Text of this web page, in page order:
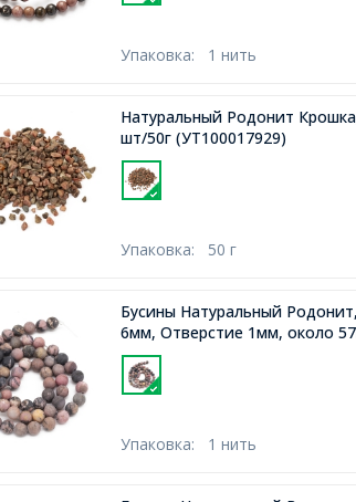
Упаковка: 1 нить
Натуральный Родонит
шт/50г (УТ100017929)
Упаковка: 50 г
Бусины Натуральный
6мм, Отверстие 1мм, около
Упаковка: 1 нить